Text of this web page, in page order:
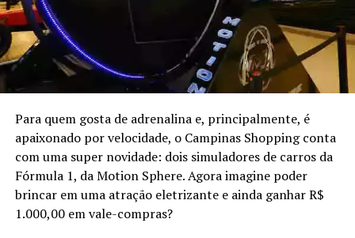
Para quem gosta de adrenalina e, principalmente, é
apaixonado por velocidade, o Campinas Shopping conta
com uma super novidade: dois simuladores de carros da
Fórmula 1, da Motion Sphere. Agora imagine poder
brincar em uma atração eletrizante e ainda ganhar R$
1.000,00 em vale-compras?